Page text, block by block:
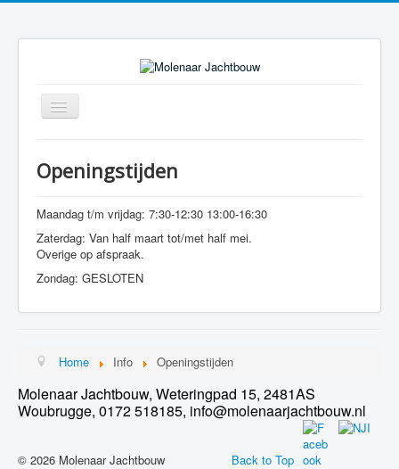
Toggle
Navigation
Openingstijden
Maandag t/m vrijdag: 7:30-12:30 13:00-16:30
Zaterdag: Van half maart tot/met half mei.
Overige op afspraak.
Zondag: GESLOTEN
Home Info Openingstijden
Molenaar Jachtbouw, Weteringpad 15, 2481AS
Woubrugge, 0172 518185, info@molenaarjachtbouw.nl
Back to Top
© 2026 Molenaar Jachtbouw